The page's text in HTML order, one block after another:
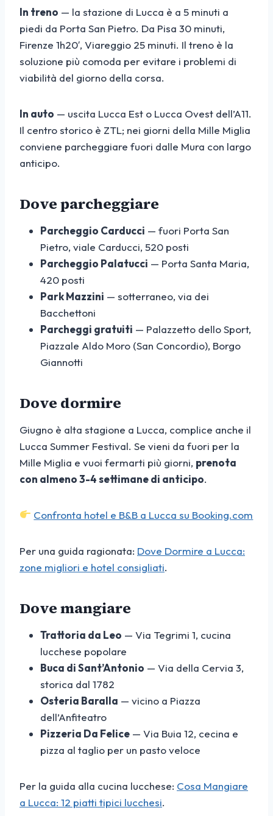
In treno — la stazione di Lucca è a 5 minuti a
piedi da Porta San Pietro. Da Pisa 30 minuti,
Firenze 1h20′, Viareggio 25 minuti. Il treno è la
soluzione più comoda per evitare i problemi di
viabilità del giorno della corsa.
In auto — uscita Lucca Est o Lucca Ovest dell’A11.
Il centro storico è ZTL; nei giorni della Mille Miglia
conviene parcheggiare fuori dalle Mura con largo
anticipo.
Dove parcheggiare
Parcheggio Carducci — fuori Porta San
Pietro, viale Carducci, 520 posti
Parcheggio Palatucci — Porta Santa Maria,
420 posti
Park Mazzini — sotterraneo, via dei
Bacchettoni
Parcheggi gratuiti — Palazzetto dello Sport,
Piazzale Aldo Moro (San Concordio), Borgo
Giannotti
Dove dormire
Giugno è alta stagione a Lucca, complice anche il
Lucca Summer Festival. Se vieni da fuori per la
Mille Miglia e vuoi fermarti più giorni, prenota
con almeno 3-4 settimane di anticipo.
Confronta hotel e B&B a Lucca su Booking.com
Per una guida ragionata: Dove Dormire a Lucca:
zone migliori e hotel consigliati.
Dove mangiare
Trattoria da Leo — Via Tegrimi 1, cucina
lucchese popolare
Buca di Sant’Antonio — Via della Cervia 3,
storica dal 1782
Osteria Baralla — vicino a Piazza
dell’Anfiteatro
Pizzeria Da Felice — Via Buia 12, cecina e
pizza al taglio per un pasto veloce
Per la guida alla cucina lucchese: Cosa Mangiare
a Lucca: 12 piatti tipici lucchesi.